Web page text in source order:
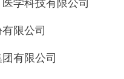
学科技有限公司
限公司
有限公司